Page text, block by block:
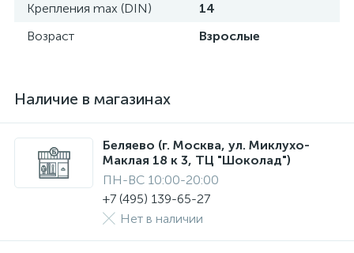
Крепления max (DIN)
14
Возраст
Взрослые
Наличие в магазинах
Беляево (г. Москва, ул. Миклухо-
Маклая 18 к 3, ТЦ "Шоколад")
ПН-ВС 10:00-20:00
+7 (495) 139-65-27
Нет в наличии